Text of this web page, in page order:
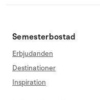
Semesterbostad
Erbjudanden
Destinationer
Inspiration